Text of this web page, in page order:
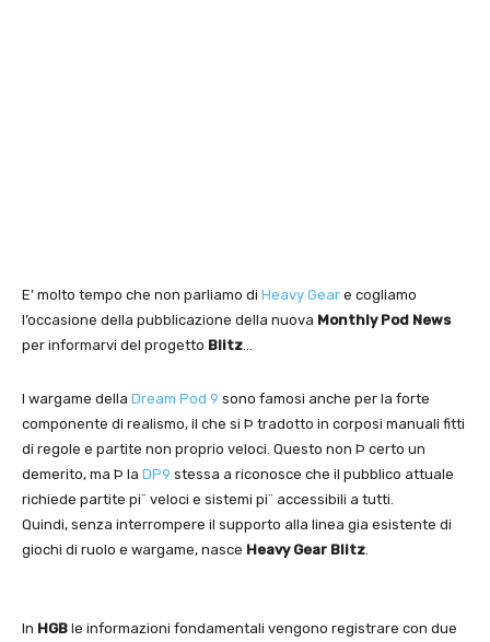
E’ molto tempo che non parliamo di Heavy Gear e cogliamo
l’occasione della pubblicazione della nuova Monthly Pod News
per informarvi del progetto Blitz…
I wargame della Dream Pod 9 sono famosi anche per la forte
componente di realismo, il che si Þ tradotto in corposi manuali fitti
di regole e partite non proprio veloci. Questo non Þ certo un
demerito, ma Þ la DP9 stessa a riconosce che il pubblico attuale
richiede partite pi¨ veloci e sistemi pi¨ accessibili a tutti.
Quindi, senza interrompere il supporto alla linea gia esistente di
giochi di ruolo e wargame, nasce Heavy Gear Blitz.
In HGB le informazioni fondamentali vengono registrare con due